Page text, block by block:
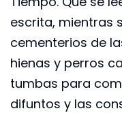
escrita, mientras
cementerios de
hienas y perros
tumbas para
difuntos y las